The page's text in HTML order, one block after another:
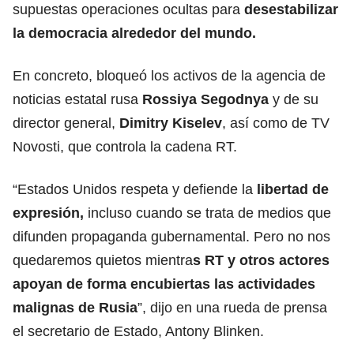
supuestas operaciones ocultas para desestabilizar
la democracia alrededor del mundo.
En concreto, bloqueó los activos de la agencia de
noticias estatal rusa Rossiya Segodnya y de su
director general, Dimitry Kiselev, así como de TV
Novosti, que controla la cadena RT.
“Estados Unidos respeta y defiende la libertad de
expresión, incluso cuando se trata de medios que
difunden propaganda gubernamental. Pero no nos
quedaremos quietos mientras RT y otros actores
apoyan de forma encubiertas las actividades
malignas de Rusia”, dijo en una rueda de prensa
el secretario de Estado, Antony Blinken.